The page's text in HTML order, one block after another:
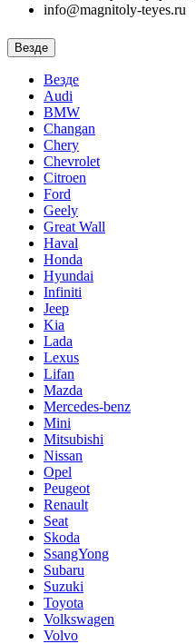
info@magnitoly-teyes.ru
Везде
Везде
Audi
BMW
Changan
Chery
Chevrolet
Citroen
Ford
Geely
Great Wall
Haval
Honda
Hyundai
Infiniti
Jeep
Kia
Lada
Lexus
Lifan
Mazda
Mercedes-benz
Mini
Mitsubishi
Nissan
Opel
Peugeot
Renault
Seat
Skoda
SsangYong
Subaru
Suzuki
Toyota
Volkswagen
Volvo